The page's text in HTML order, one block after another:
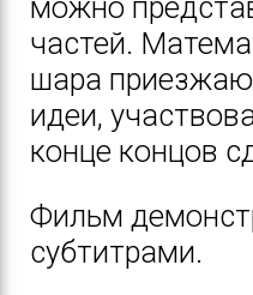
частей.
шара
идеи,
конце концов
Фильм
субтитрами.